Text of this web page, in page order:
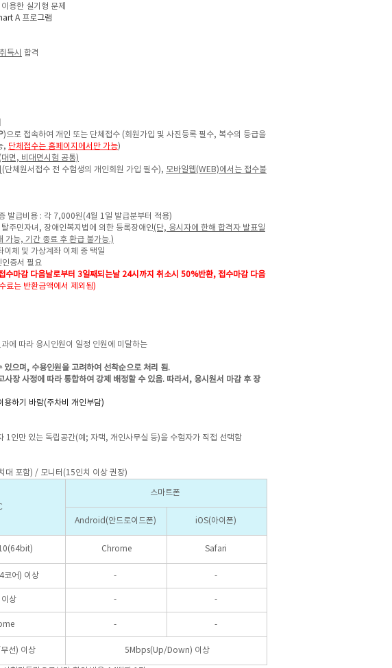
용한 실기형 문제
A 프로그램
득시 합격
)으로 접속하여 개인 또는 단체접수 (회원가입 및 사진등록 필수, 복수의 등급을
, 단체접수는 홈페이지에서만 가능)
면, 비대면시험 공통)
(단체원서접수 전 수험생의 개인회원 가입 필수), 모바일웹(WEB)에서는 접수불
발급비용 : 각 7,000원(4월 1일 발급분부터 적용)
주민자녀, 장애인복지법에 의한 등록장애인(단, 응시자에 한해 합격자 발표일
가능, 기간 종료 후 환급 불가능.)
체 및 가상계좌 이체 중 택일
증서 필요
마감 다음날로부터 3일째되는날 24시까지 취소시 50%반환, 접수마감 다음
료는 반환금액에서 제외됨)
에 따라 응시인원이 일정 인원에 미달하는
으며, 수용인원을 고려하여 선착순으로 처리 됨.
장 사정에 따라 통합하여 강제 배정할 수 있음. 따라서, 응시원서 마감 후 장
하기 바람(주차비 개인부담)
1인만 있는 독립공간(예; 자택, 개인사무실 등)을 수험자가 직접 선택함
대 포함) / 모니터(15인치 이상 권장)
스마트폰
Android(안드로이드폰) iOS(아이폰)
Chrome Safari
코어) 이상 - -
상 - -
- -
선) 이상 5Mbps(Up/Down) 이상